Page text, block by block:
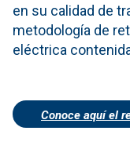
en su calidad de
metodología de
eléctrica
Conoce aquí el